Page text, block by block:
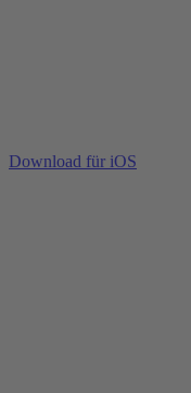
Download für iOS